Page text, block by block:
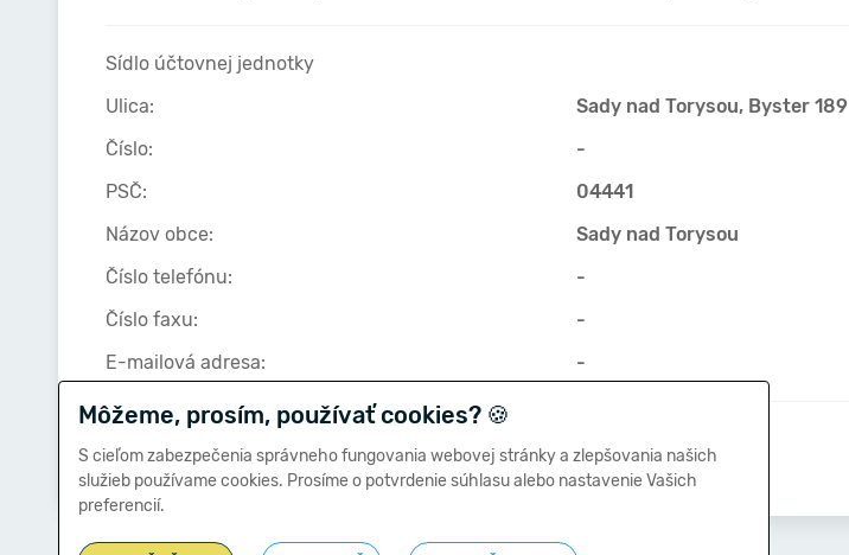
Sídlo účtovnej jednotky
Ulica:
Sady nad Torysou, Byster 189
Číslo:
-
PSČ:
04441
Názov obce:
Sady nad Torysou
Číslo telefónu:
-
Číslo faxu:
-
E-mailová adresa:
-
Môžeme, prosím, používať cookies? 🍪
S cieľom zabezpečenia správneho fungovania webovej stránky a zlepšovania našich
služieb používame cookies. Prosíme o potvrdenie súhlasu alebo nastavenie Vašich
preferencií.